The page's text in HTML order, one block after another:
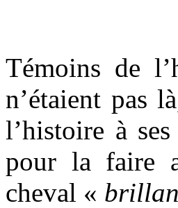
Témoins de
n’étaient pas
l’histoire à
pour la faire
cheval «